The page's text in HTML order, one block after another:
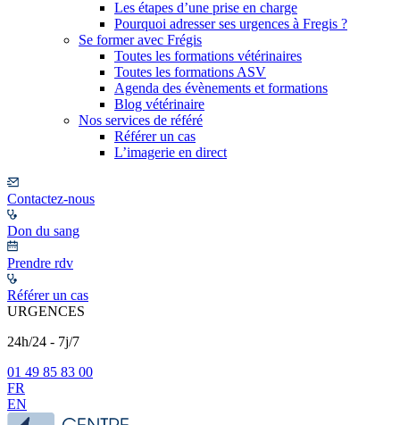
Les étapes d’une prise en charge
Pourquoi adresser ses urgences à Fregis ?
Se former avec Frégis
Toutes les formations vétérinaires
Toutes les formations ASV
Agenda des évènements et formations
Blog vétérinaire
Nos services de référé
Référer un cas
L’imagerie en direct
Contactez-nous
Don du sang
Prendre rdv
Référer un cas
URGENCES
24h/24 - 7j/7
01 49 85 83 00
FR
EN